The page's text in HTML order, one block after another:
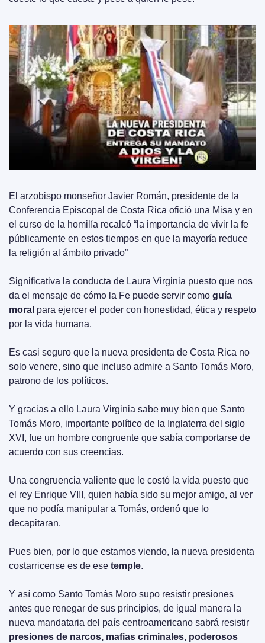
El arzobispo monseñor Javier Román, presidente de la
Conferencia Episcopal de Costa Rica ofició una Misa y en
el curso de la homilía recalcó “la importancia de vivir la fe
públicamente en estos tiempos en que la mayoría reduce
la religión al ámbito privado”
Significativa la conducta de Laura Virginia puesto que nos
da el mensaje de cómo la Fe puede servir como guía
moral para ejercer el poder con honestidad, ética y respeto
por la vida humana.
Es casi seguro que la nueva presidenta de Costa Rica no
solo venere, sino que incluso admire a Santo Tomás Moro,
patrono de los políticos.
Y gracias a ello Laura Virginia sabe muy bien que Santo
Tomás Moro, importante político de la Inglaterra del siglo
XVI, fue un hombre congruente que sabía comportarse de
acuerdo con sus creencias.
Una congruencia valiente que le costó la vida puesto que
el rey Enrique VIII, quien había sido su mejor amigo, al ver
que no podía manipular a Tomás, ordenó que lo
decapitaran.
Pues bien, por lo que estamos viendo, la nueva presidenta
costarricense es de ese temple.
Y así como Santo Tomás Moro supo resistir presiones
antes que renegar de sus principios, de igual manera la
presiones de narcos, mafias criminales, poderosos